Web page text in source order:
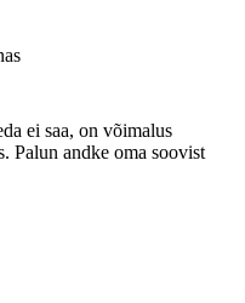
ei saa, on võimalus
Palun andke oma soovist